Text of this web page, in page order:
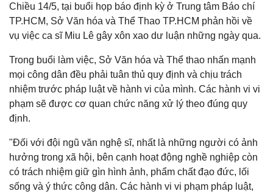
Chiều 14/5, tại buổi họp báo định kỳ ở Trung tâm Báo chí
TP.HCM, Sở Văn hóa và Thể Thao TP.HCM phản hồi về
vụ việc ca sĩ Miu Lê gây xôn xao dư luận những ngày qua.
Trong buổi làm việc, Sở Văn hóa và Thể thao nhấn mạnh
mọi công dân đều phải tuân thủ quy định và chịu trách
nhiệm trước pháp luật về hành vi của mình. Các hành vi vi
phạm sẽ được cơ quan chức năng xử lý theo đúng quy
định.
"Đối với đội ngũ văn nghệ sĩ, nhất là những người có ảnh
hưởng trong xã hội, bên cạnh hoạt động nghề nghiệp còn
có trách nhiệm giữ gìn hình ảnh, phẩm chất đạo đức, lối
sống và ý thức công dân. Các hành vi vi phạm pháp luật,